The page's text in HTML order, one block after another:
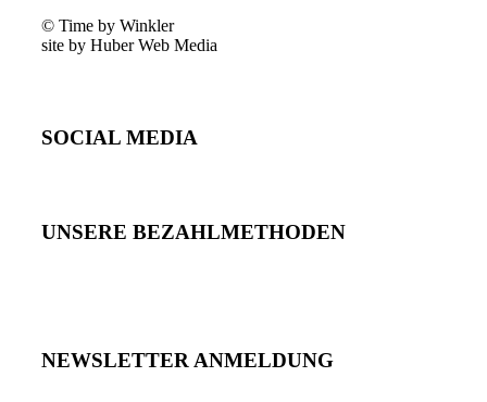
© Time by Winkler
site by Huber Web Media
SOCIAL MEDIA
UNSERE BEZAHLMETHODEN
NEWSLETTER ANMELDUNG